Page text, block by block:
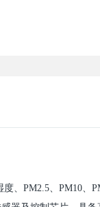
、 PM2.5、PM10、